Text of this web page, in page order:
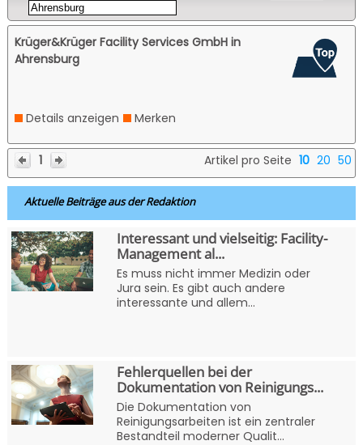
Krüger&Krüger Facility Services GmbH in
Ahrensburg
Details anzeigen Merken
1 Artikel pro Seite 10 20 50
Aktuelle Beiträge aus der Redaktion
Interessant und vielseitig: Facility-
Management al...
Es muss nicht immer Medizin oder
Jura sein. Es gibt auch andere
interessante und allem...
Fehlerquellen bei der
Dokumentation von Reinigungs...
Die Dokumentation von
Reinigungsarbeiten ist ein zentraler
Bestandteil moderner Qualit...